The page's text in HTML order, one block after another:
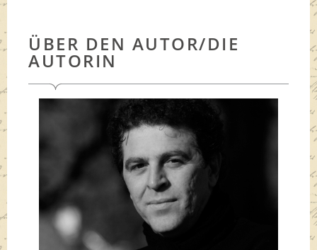
ÜBER DEN AUTOR/DIE
AUTORIN